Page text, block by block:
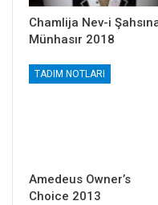
Chamlija Nev-i
Münhasır 2018
TADIM NOTLARI
Amedeus Owner’s
Choice 2013